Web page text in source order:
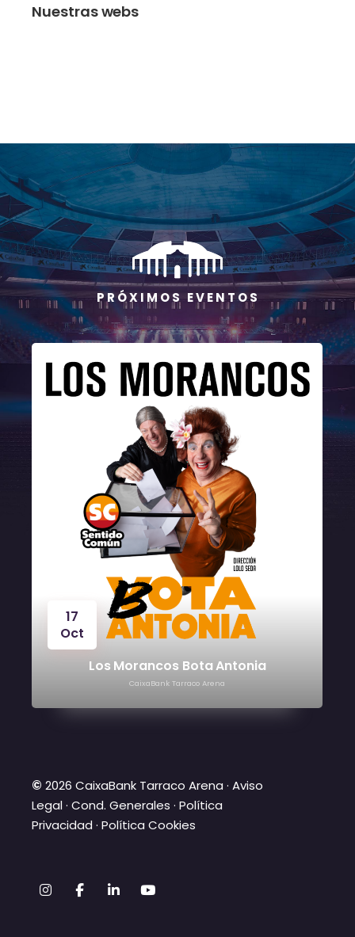
Nuestras webs
P R Ó X I M O S E V E N T O S
Bota Antonia
Oct
© 2026 CaixaBank Tarraco Arena · Aviso
Legal·Cond. Generales ·Política
Privacidad ·Política Cookies